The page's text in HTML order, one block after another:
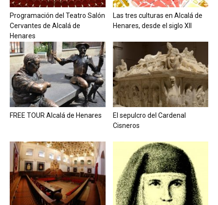
Programación del Teatro Salón
Cervantes de Alcalá de
Henares
Las tres culturas en Alcalá de
Henares, desde el siglo XII
FREE TOUR Alcalá de Henares
El sepulcro del Cardenal
Cisneros